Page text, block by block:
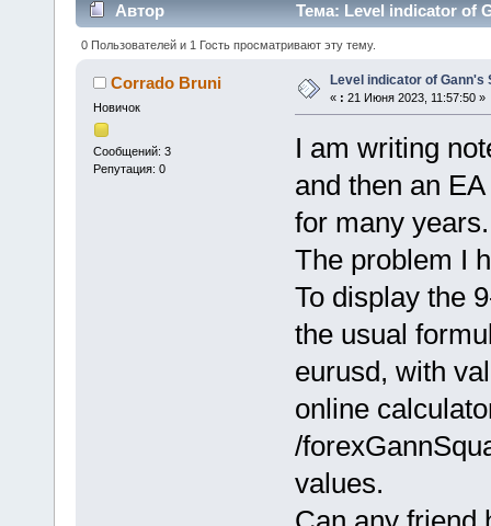
Автор Тема: Level indicator of
0 Пользователей и 1 Гость просматривают эту тему.
Corrado Bruni
Новичок
Сообщений: 3
Репутация: 0
Level indicator of Gann's
« : 21 Июня 2023, 11:57:50 »
I am writing
and then an
for many years.
The problem I
To display the
the usual
eurusd, with
online
/
values.